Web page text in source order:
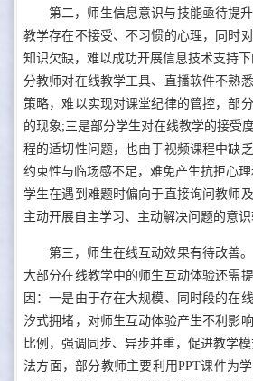
第二，师生信息意识与技能亟待提
教学存在不接受、不习惯的心理，同时
知识欠缺，难以成功开展信息技术支持
分教师对在线教学工具、直播软件不熟
策略，难以实现对课堂纪律的管控，部
的现象;三是部分学生对在线教学的接受
程的适切性问题，也由于视频课程中缺
约束性与临场感不足，难免产生抗拒心
学生在遇到难题时偏向于直接询问教师
主动开展自主学习、主动解决问题的意识
第三，师生在线互动效果有待改善
大部分在线教学中的师生互动体验还需
因：一是由于存在大规模、同时段的在
汐式拥堵，对师生互动体验产生不利影
比例，强调同步、异步并重，促进教学
法方面，部分教师主要利用PPT课件为